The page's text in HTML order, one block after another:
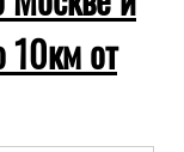
10км от